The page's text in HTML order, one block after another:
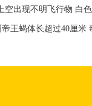
空出现不明飞行物 白
帝王蝎体长超过40厘米